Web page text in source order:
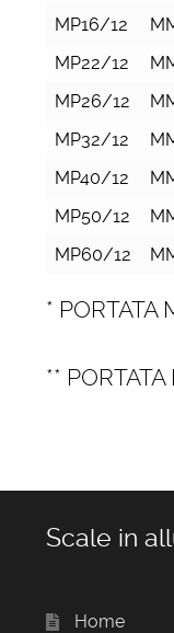
MP16/12
MP22/12
MP26/12
MP32/12
MP40/12
MP50/12
MP60/12
*
**
Scale in
Home